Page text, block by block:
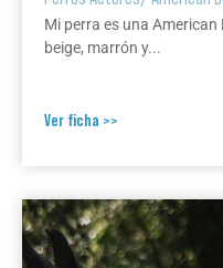
Mi perra es una
beige, marrón y...
Ver ficha >>